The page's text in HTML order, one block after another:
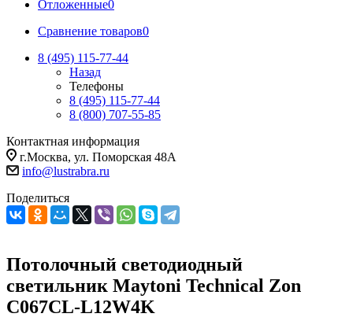
Отложенные0
Сравнение товаров0
8 (495) 115-77-44
Назад
Телефоны
8 (495) 115-77-44
8 (800) 707-55-85
Контактная информация
г.Москва, ул. Поморская 48А
info@lustrabra.ru
Поделиться
Потолочный светодиодный
светильник Maytoni Technical Zon
C067CL-L12W4K